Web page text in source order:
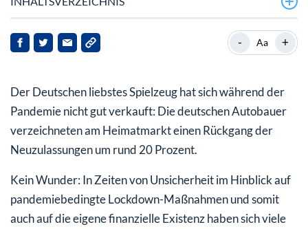
Mehrwertsteuer-Effekt im Dezember
Skepsis gegenüber Elektroautos
VW Aktie unter Druck, Daimler stark
- Aa +
Der Deutschen liebstes Spielzeug hat sich während der
Pandemie nicht gut verkauft: Die deutschen Autobauer
verzeichneten am Heimatmarkt einen Rückgang der
Neuzulassungen um rund 20 Prozent.
Kein Wunder: In Zeiten von Unsicherheit im Hinblick auf
pandemiebedingte Lockdown-Maßnahmen und somit
auch auf die eigene finanzielle Existenz haben sich viele